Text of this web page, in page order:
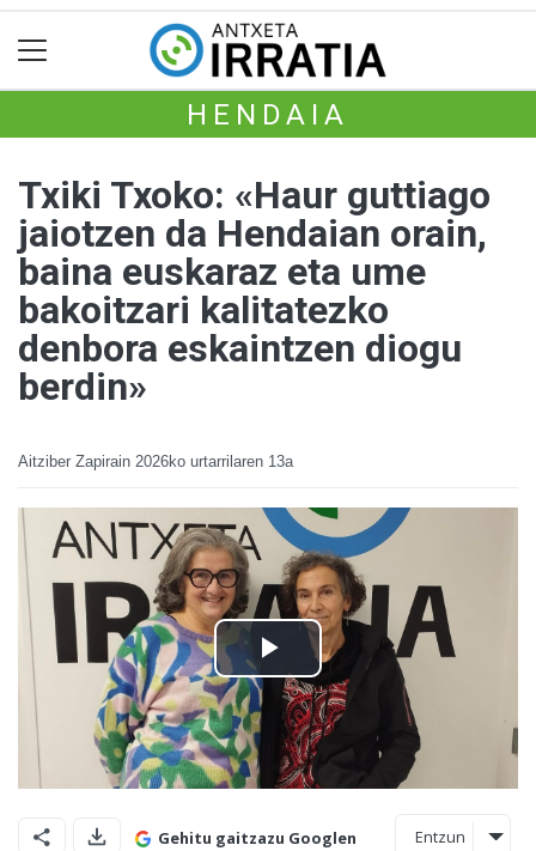
HENDAIA
Txiki Txoko: «Haur guttiago
jaiotzen da Hendaian orain,
baina euskaraz eta ume
bakoitzari kalitatezko
denbora eskaintzen diogu
berdin»
Aitziber Zapirain 2026ko urtarrilaren 13a
Gehitu gaitzazu Googlen Entzun